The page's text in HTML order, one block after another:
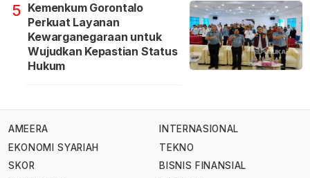
5 Kemenkum Gorontalo
Perkuat Layanan
Kewarganegaraan untuk
Wujudkan Kepastian Status
Hukum
AMEERA
EKONOMI SYARIAH
SKOR
INTERNASIONAL
TEKNO
BISNIS FINANSIAL